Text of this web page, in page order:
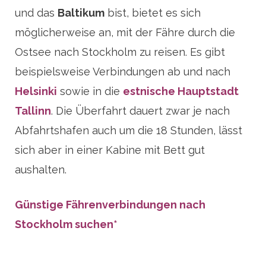
und das Baltikum bist, bietet es sich
möglicherweise an, mit der Fähre durch die
Ostsee nach Stockholm zu reisen. Es gibt
beispielsweise Verbindungen ab und nach
Helsinki sowie in die estnische Hauptstadt
Tallinn. Die Überfahrt dauert zwar je nach
Abfahrtshafen auch um die 18 Stunden, lässt
sich aber in einer Kabine mit Bett gut
aushalten.
Günstige Fährenverbindungen nach
Stockholm suchen*